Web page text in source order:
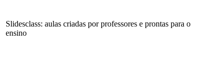
Slidesclass: aulas criadas por professores e prontas para o
ensino